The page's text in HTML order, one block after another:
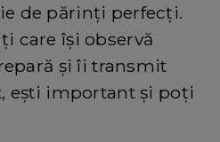
de părinți perfecți.
care își observă
și îi transmit
ești important și poți